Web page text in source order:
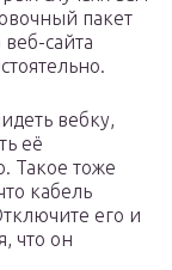
пакет
сайта
вебку,
её
Такое тоже
кабель
его и
что он